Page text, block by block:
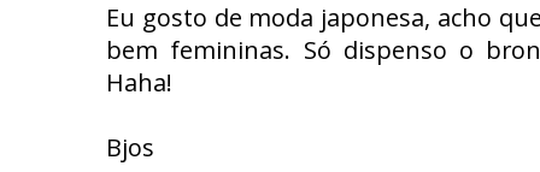
Eu gosto de moda japonesa, acho
bem femininas. Só dispenso o
Haha!
Bjos